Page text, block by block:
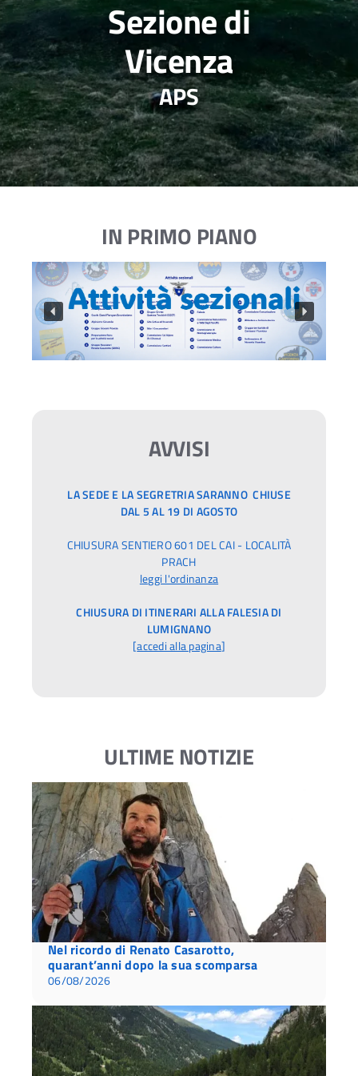
Sezione di
Vicenza
APS
IN PRIMO PIANO
AVVISI
LA SEDE E LA SEGRETRIA SARANNO CHIUSE
DAL 5 AL 19 DI AGOSTO
CHIUSURA SENTIERO 601 DEL CAI - LOCALITÀ
PRACH
leggi l'ordinanza
CHIUSURA DI ITINERARI ALLA FALESIA DI
LUMIGNANO
[accedi alla pagina]
ULTIME NOTIZIE
Nel ricordo di Renato Casarotto,
quarant’anni dopo la sua scomparsa
06/08/2026